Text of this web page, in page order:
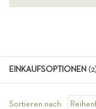
Sortieren nach
EINKAUFSOPTIONEN